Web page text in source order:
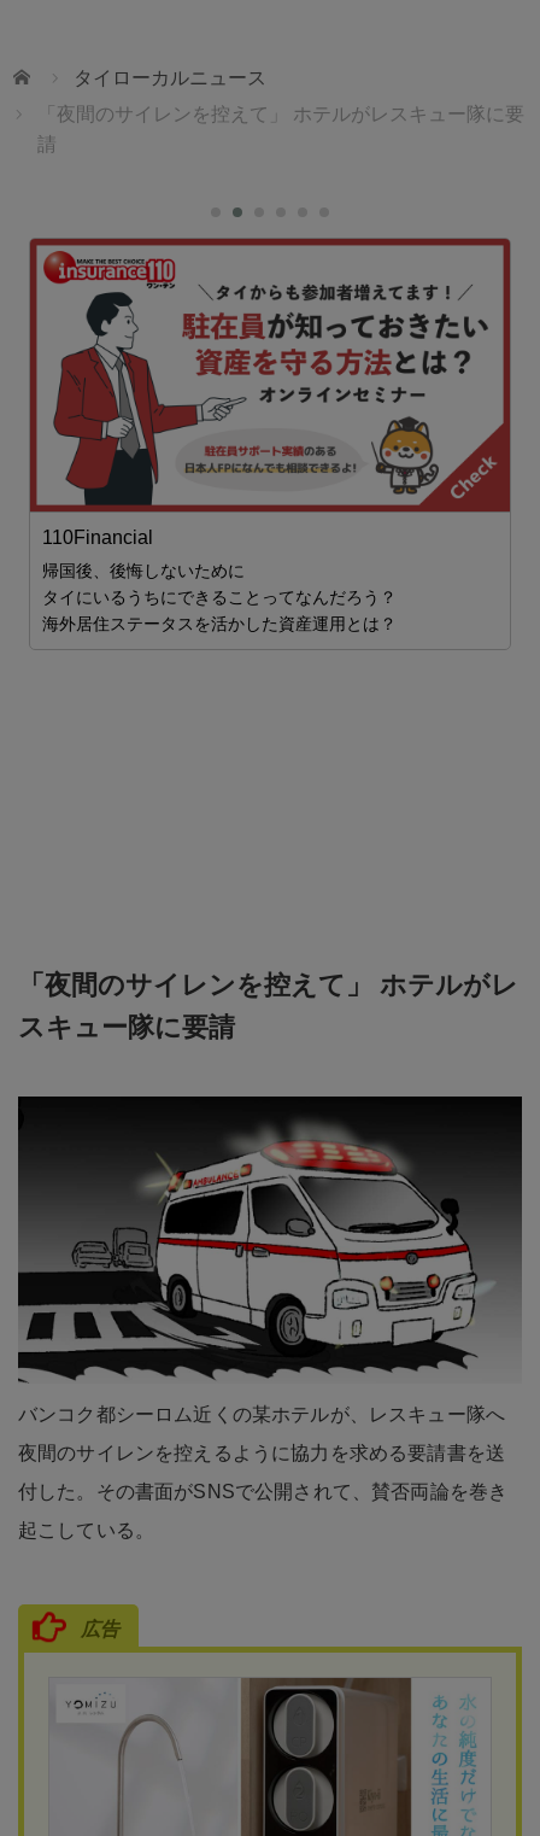
ホーム
タイローカルニュース
「夜間のサイレンを控えて」 ホテルがレスキュー隊に要
請
110Financial
帰国後、後悔しないために
タイにいるうちにできることってなんだろう？
海外居住ステータスを活かした資産運用とは？
「夜間のサイレンを控えて」 ホテルがレ
スキュー隊に要請
バンコク都シーロム近くの某ホテルが、レスキュー隊へ
夜間のサイレンを控えるように協力を求める要請書を送
付した。その書面がSNSで公開されて、賛否両論を巻き
起こしている。
広告